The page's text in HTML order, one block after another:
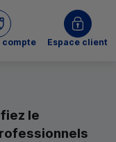
compte
Crédit MutuelEspace client
découvrir
le